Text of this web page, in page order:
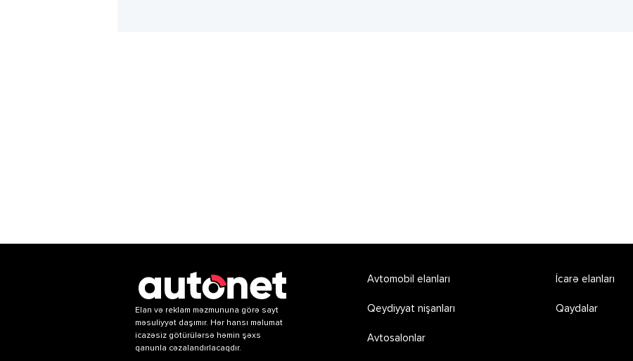
Elan və reklam məzmununa görə sayt
məsuliyyət daşımır. Hər hansı məlumat
icazəsiz götürülərsə həmin şəxs
qanunla cəzalandırlacaqdır.
Avtomobil elanları
Qeydiyyat nişanları
Avtosalonlar
İcarə elanları
Qaydalar